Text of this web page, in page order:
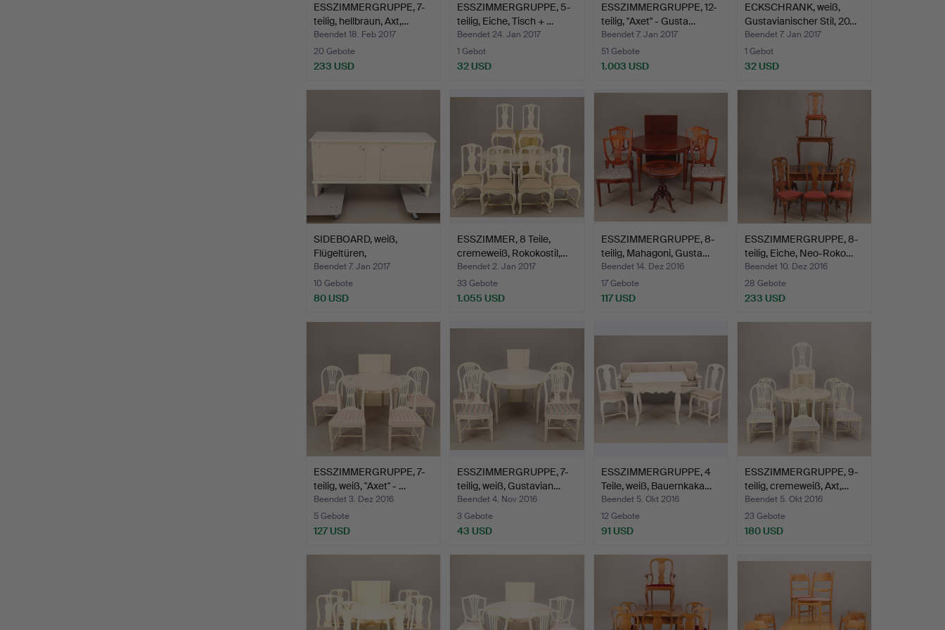
ESSZIMMERGRUPPE, 7-
teilig, hellbraun, Axt,…
Beendet 18. Feb 2017
20 Gebote
233 USD
ESSZIMMERGRUPPE, 5-
teilig, Eiche, Tisch + …
Beendet 24. Jan 2017
1 Gebot
32 USD
ESSZIMMERGRUPPE, 12-
teilig, "Axet" - Gusta…
Beendet 7. Jan 2017
51 Gebote
1.003 USD
ECKSCHRANK, weiß,
Gustavianischer Stil, 20…
Beendet 7. Jan 2017
1 Gebot
32 USD
SIDEBOARD, weiß,
Flügeltüren,
Gustavianisc…
Beendet 7. Jan 2017
10 Gebote
80 USD
ESSZIMMER, 8 Teile,
cremeweiß, Rokokostil,…
Beendet 2. Jan 2017
33 Gebote
1.055 USD
ESSZIMMERGRUPPE, 8-
teilig, Mahagoni, Gusta…
Beendet 14. Dez 2016
17 Gebote
117 USD
ESSZIMMERGRUPPE, 8-
teilig, Eiche, Neo-Roko…
Beendet 10. Dez 2016
28 Gebote
233 USD
ESSZIMMERGRUPPE, 7-
teilig, weiß, "Axet" - …
Beendet 3. Dez 2016
5 Gebote
127 USD
ESSZIMMERGRUPPE, 7-
teilig, weiß, Gustavian…
Beendet 4. Nov 2016
3 Gebote
43 USD
ESSZIMMERGRUPPE, 4
Teile, weiß, Bauernkaka…
Beendet 5. Okt 2016
12 Gebote
91 USD
ESSZIMMERGRUPPE, 9-
teilig, cremeweiß, Axt,…
Beendet 5. Okt 2016
23 Gebote
180 USD